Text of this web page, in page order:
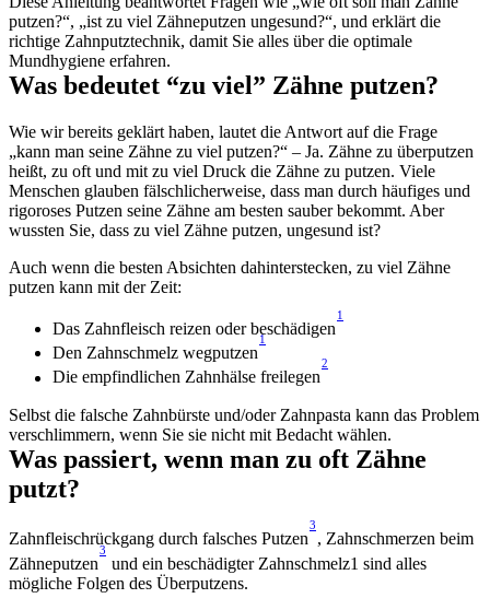
putzen?“, „ist zu viel Zähneputzen ungesund?“, und erklärt die
richtige Zahnputztechnik, damit Sie alles über die optimale
Mundhygiene erfahren.
Was bedeutet “zu viel” Zähne putzen?
Wie wir bereits geklärt haben, lautet die Antwort auf die Frage
„kann man seine Zähne zu viel putzen?“ – Ja. Zähne zu überputzen
heißt, zu oft und mit zu viel Druck die Zähne zu putzen. Viele
Menschen glauben fälschlicherweise, dass man durch häufiges und
rigoroses Putzen seine Zähne am besten sauber bekommt. Aber
wussten Sie, dass zu viel Zähne putzen, ungesund ist?
Auch wenn die besten Absichten dahinterstecken, zu viel Zähne
putzen kann mit der Zeit:
Das Zahnfleisch reizen oder beschädigen
1
Den Zahnschmelz wegputzen
1
Die empfindlichen Zahnhälse freilegen
2
Selbst die falsche Zahnbürste und/oder Zahnpasta kann das Problem
verschlimmern, wenn Sie sie nicht mit Bedacht wählen.
Was passiert, wenn man zu oft Zähne
putzt?
Zahnfleischrückgang durch falsches Putzen
3
, Zahnschmerzen beim
Zähneputzen
3
und ein beschädigter Zahnschmelz1 sind alles
mögliche Folgen des Überputzens.